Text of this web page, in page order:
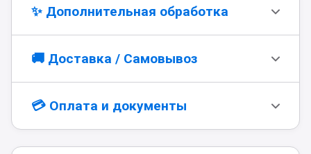
✨ Дополнительная обработка
Перфорация
Сверление Пакетная ламинация
🚚 Доставка / Самовывоз
📍
Заберите готовый заказ в любом из наших
офисов — мы сообщим, когда он будет
💳 Оплата и документы
Онлайн-оплата